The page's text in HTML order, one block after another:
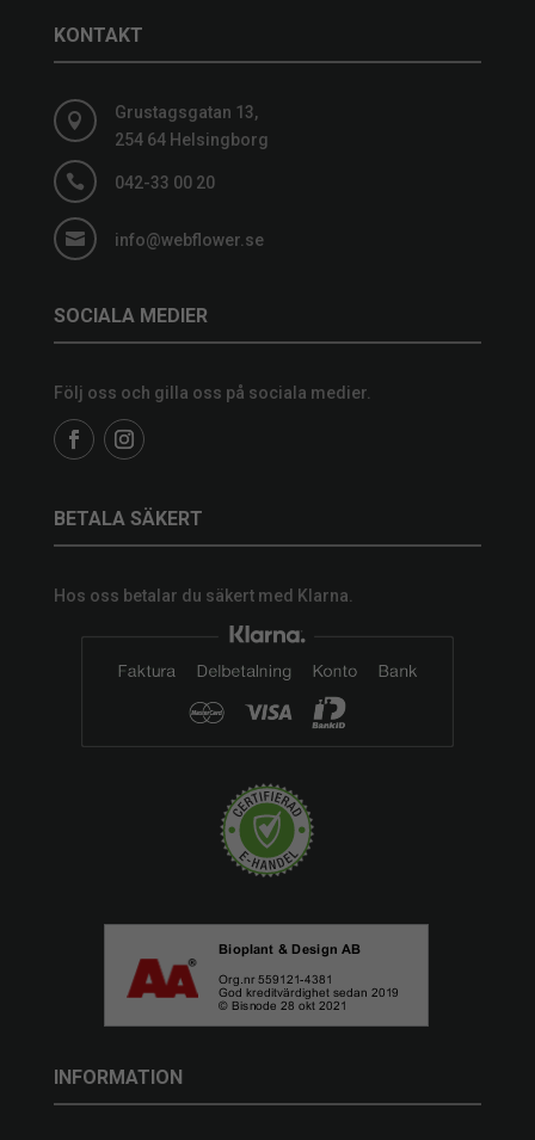
KONTAKT

Grustagsgatan 13,
254 64 Helsingborg
 042-33 00 20
 info@webflower.se
SOCIALA MEDIER
Följ oss och gilla oss på sociala medier.
BETALA SÄKERT
Hos oss betalar du säkert med Klarna.
INFORMATION